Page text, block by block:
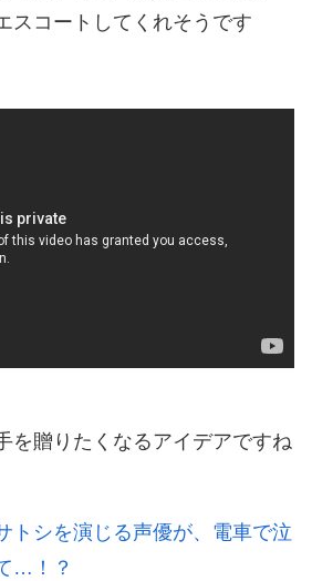
スコートしてくれそうです
を贈りたくなるアイデアですね
トシを演じる声優が、電車で泣
…！？